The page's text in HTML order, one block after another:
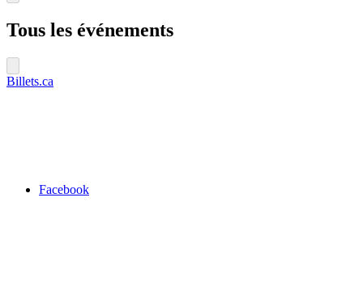
Tous les événements
Billets.ca
Facebook